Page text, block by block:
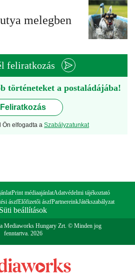
melegben
feliratkozás
történeteket a postaládájába!
Feliratkozás
Ön elfogadta a Szabályzatunkat
Print médiaajánlatAdatvédelmi tájékoztató
ászfElőfizetői ászfPartnereinkJátékszabályzat
Süti beállítások
Mediaworks Hungary Zrt. © Minden jog
fenntartva. 2026